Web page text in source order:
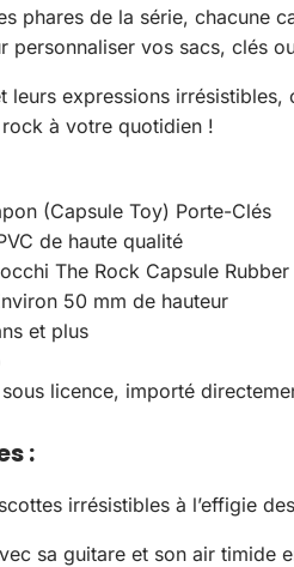
phares de la série, chacune
personnaliser vos sacs, clés
leurs expressions
à votre quotidien !
(Capsule Toy) Porte-Clés
de haute qualité
The Rock Capsule
50 mm de hauteur
et plus
licence, importé
:
irrésistibles à l’effigie
sa guitare et son air timide